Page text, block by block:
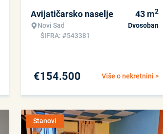
Avijatičarsko naselje
Novi Sad
ŠIFRA: #543381
43 m2
Dvosoban
Više o nekretnini >
€154.500
Stanovi